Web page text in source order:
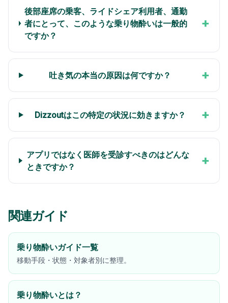
後部座席の乗客、ライドシェア利用者、通勤
者にとって、このような乗り物酔いは一般的
ですか？
+
吐き気の本当の原因は何ですか？ +
Dizzoutはこの特定の状況に効きますか？ +
アプリではなく医師を受診すべきのはどんな
ときですか？
+
関連ガイド
乗り物酔いガイド一覧
移動手段・状態・対象者別に整理。
乗り物酔いとは？